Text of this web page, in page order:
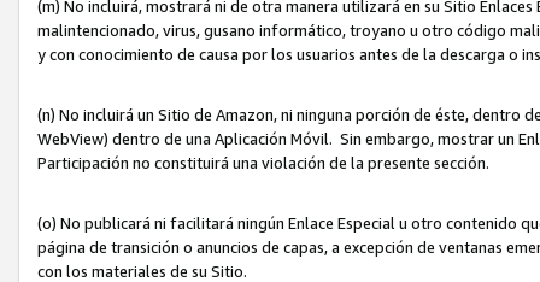
(m) No incluirá, mostrará ni de otra manera utilizará en su Sitio
malintencionado, virus, gusano informático, troyano u otro código
y con conocimiento de causa por los usuarios antes de la descarga
(n) No incluirá un Sitio de Amazon, ni ninguna porción de éste,
WebView) dentro de una Aplicación Móvil. Sin embargo, mostrar un
Participación no constituirá una violación de la presente sección.
(o) No publicará ni facilitará ningún Enlace Especial u otro contenido
página de transición o anuncios de capas, a excepción de ventanas
con los materiales de su Sitio.